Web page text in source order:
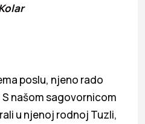
poslu, njeno rado
našom sagovornicom
u njenoj rodnoj Tuzli,